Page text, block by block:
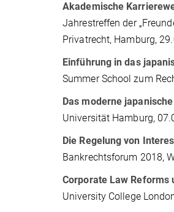
Akademische
Jahrestreffen der
Privatrecht, Hamburg,
Einführung in das
Summer School zum
Das moderne
Universität Hamburg,
Die Regelung von
Bankrechtsforum 2018,
Corporate Law Reforms
University College